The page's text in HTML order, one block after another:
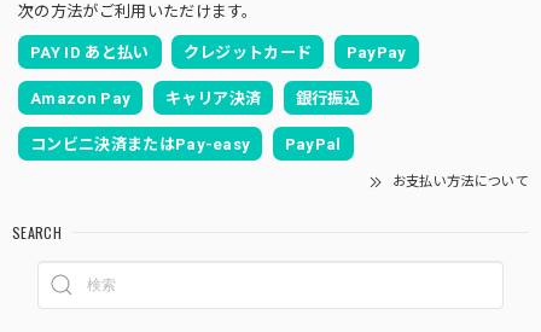
次の方法がご利用いただけます。
PAY ID あと払い クレジットカード PayPay
Amazon Pay キャリア決済 銀行振込
コンビニ決済またはPay-easy PayPal
お支払い方法について
SEARCH